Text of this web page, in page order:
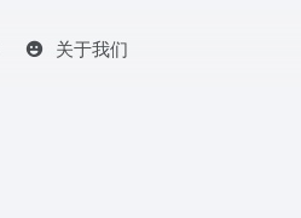
关于我们